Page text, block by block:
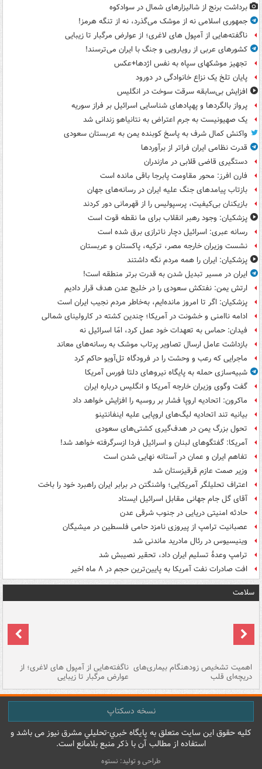
برداشت برنج از شالیزارهای شمال در سوادکوه
جمهوری اسلامی نه از موشک می‌گذرد، نه از تنگه هرمز!
ناگفته‌هایی از آمپول های لاغری؛ از عوارض مرگبار تا زیبایی
کشورهای عربی از رویارویی و جنگ با ایران می‌ترسند!
تجهیز موشکهای سپاه به نفس اژدها+عکس
پایان تلخ یک نزاع خانوادگی در دورود
افزایش بی‌سابقه سرقت سوخت در انگلیس
پرواز بالگردها و پهپادهای شناسایی اسرائیل بر فراز سوریه
یک صهیونیست به جرم اعتراض به نتانیاهو زندانی شد
واکنش کمال شرف به پاسخ کوبنده یمن به عربستان سعودی
قدرت نظامی ایران فراتر از برآوردها
دستگیری قاضی قلابی در مازندران
فارن افرز: محور مقاومت پابرجا باقی مانده است
بازتاب پیامدهای جنگ علیه ایران در رسانه‌های جهان
بازیکنان بی‌کیفیت، پرسپولیس را از قهرمانی دور کردند
پزشکیان: وجود رهبر انقلاب برای ما نقطه قوت است
رسانه عبری: اسرائیل دچار ناترازی برق شده است
نشست وزیران خارجه مصر، ترکیه، پاکستان و عربستان
پزشکیان: ایران را همه مردم نگه داشتند
ایران در مسیر تبدیل شدن به قدرت برتر منطقه است!
ارتش یمن: نفتکش سعودی را در خلیج عدن هدف قرار دادیم
پزشکیان: اگر تا امروز مانده‌ایم، به‌خاطر مردم نجیب ایران است
ادامه ناامنی و خشونت در آمریکا؛ چندین کشته در کارولینای شمالی
فیدان: حماس به تعهدات خود عمل کرد، امّا اسرائیل نه
بازداشت عامل ارسال تصاویر پرتاب موشک به رسانه‌های معاند
ماجرایی که رعب و وحشت را در فرودگاه تل‌آویو حاکم کرد
شبیه‌سازی حمله به پایگاه نیروهای دلتا فورس آمریکا
گفت وگوی وزیران خارجه آمریکا و انگلیس درباره ایران
ماکرون: اتحادیه اروپا فشار بر روسیه را افزایش خواهد داد
بیانیه تند اتحادیه لیگ‌های اروپایی علیه اینفانتینو
تحول بزرگ یمن در هدف‌گیری کشتی‌های سعودی
آمریکا: گفتگوهای لبنان و اسرائیل فردا ازسرگرفته خواهد شد!
تفاهم ایران و عمان در آستانه نهایی شدن است
وزیر صمت عازم قرقیزستان شد
اعتراف تحلیلگر آمریکایی؛ واشنگتن در برابر ایران راهبرد خود را باخت
آقای گل جام جهانی مقابل اسرائیل ایستاد
حادثه امنیتی دریایی در جنوب شرقی عدن
عصبانیت ترامپ از پیروزی نامزد حامی فلسطین در میشیگان
وینیسیوس در رئال مادرید ماندنی شد
ترامپ وعدۀ تسلیم ایران داد، تحقیر نصیبش شد
افت صادرات نفت آمریکا به پایین‌ترین حجم در ۸ ماه اخیر
سلامت
اهمیت تشخیص زودهنگام بیماری‌های
دریچه‌ای قلب
ناگفته‌هایی از آمپول های لاغری؛ از
عوارض مرگبار تا زیبایی
نسخه دسکتاپ
کليه حقوق اين سايت متعلق به پایگاه خبري-تحليلي مشرق نيوز می باشد و
استفاده از مطالب آن با ذکر منبع بلامانع است.
طراحی و تولید: نستوه